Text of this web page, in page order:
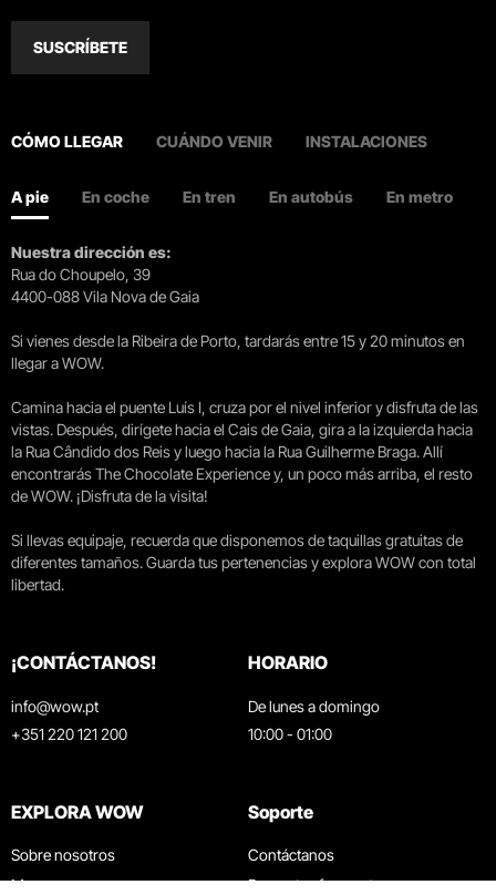
SUSCRÍBETE
CÓMO LLEGAR CUÁNDO VENIR INSTALACIONES
A pie En coche En tren En autobús En metro
Nuestra dirección es:
Rua do Choupelo, 39
4400-088 Vila Nova de Gaia
Si vienes desde la Ribeira de Porto, tardarás entre 15 y 20 minutos en
llegar a WOW.
Camina hacia el puente Luís I, cruza por el nivel inferior y disfruta de las
vistas. Después, dirígete hacia el Cais de Gaia, gira a la izquierda hacia
la Rua Cândido dos Reis y luego hacia la Rua Guilherme Braga. Allí
encontrarás The Chocolate Experience y, un poco más arriba, el resto
de WOW. ¡Disfruta de la visita!
Si llevas equipaje, recuerda que disponemos de taquillas gratuitas de
diferentes tamaños. Guarda tus pertenencias y explora WOW con total
libertad.
¡CONTÁCTANOS!
info@wow.pt
+351 220 121 200
HORARIO
De lunes a domingo
10:00 - 01:00
EXPLORA WOW
Sobre nosotros
Museos
Soporte
Contáctanos
Preguntas frecuentes